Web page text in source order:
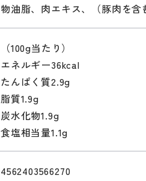
物油脂、肉エキス、（豚肉を
（100g当たり）
エネルギー36kcal
たんぱく質2.9g
脂質1.9g
炭水化物1.9g
食塩相当量1.1g
4562403566270